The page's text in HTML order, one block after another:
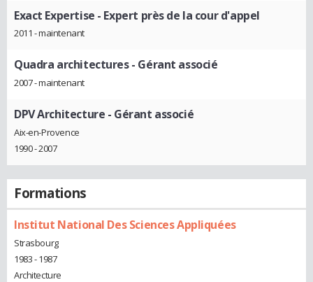
Exact Expertise - Expert près de la cour d'appel
2011 - maintenant
Quadra architectures- Gérant associé
2007 - maintenant
DPV Architecture - Gérant associé
Aix-en-Provence
1990 - 2007
Formations
Institut National Des Sciences Appliquées
Strasbourg
1983 - 1987
Architecture